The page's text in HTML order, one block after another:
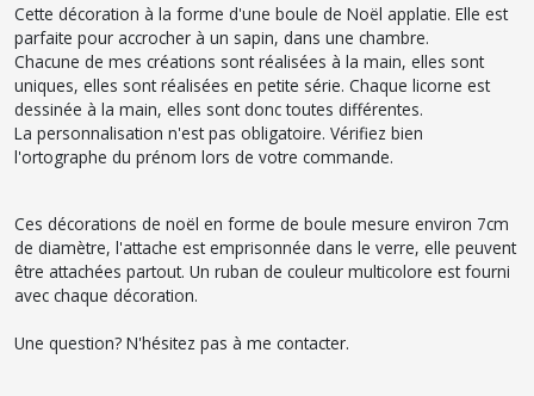
Cette décoration à la forme d'une boule de Noël applatie. Elle est
parfaite pour accrocher à un sapin, dans une chambre.
Chacune de mes créations sont réalisées à la main, elles sont
uniques, elles sont réalisées en petite série. Chaque licorne est
dessinée à la main, elles sont donc toutes différentes.
La personnalisation n'est pas obligatoire. Vérifiez bien
l'ortographe du prénom lors de votre commande.
Ces décorations de noël en forme de boule mesure environ 7cm
de diamètre, l'attache est emprisonnée dans le verre, elle peuvent
être attachées partout. Un ruban de couleur multicolore est fourni
avec chaque décoration.
Une question? N'hésitez pas à me contacter.